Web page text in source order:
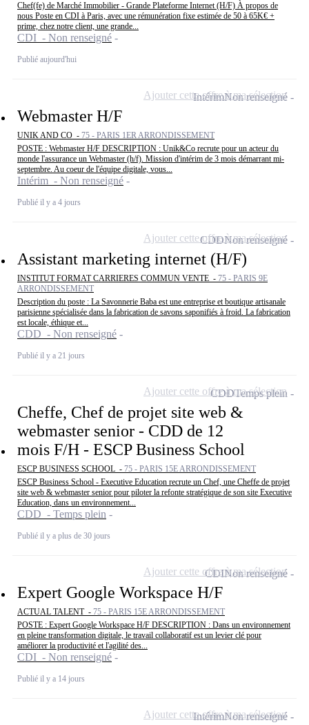
Chef(fe) de Marché Immobilier - Grande Plateforme Internet (H/F) À propos de
nous Poste en CDI à Paris, avec une rémunération fixe estimée de 50 à 65K€ +
prime, chez notre client, une grande...
CDI - Non renseigné
Publié aujourd'hui
Webmaster H/F
UNIK AND CO - 75 - PARIS 1ER ARRONDISSEMENT
POSTE : Webmaster H/F DESCRIPTION : Unik&Co recrute pour un acteur du
monde l'assurance un Webmaster (h/f). Mission d'intérim de 3 mois démarrant mi-
septembre. Au coeur de l'équipe digitale, vous...
Intérim - Non renseigné
Publié il y a 4 jours
IntérimNon renseigné
Ajouter cette offre à ma sélection
Assistant marketing internet (H/F)
INSTITUT FORMAT CARRIERES COMMUN VENTE - 75 - PARIS 9E
ARRONDISSEMENT
Description du poste : La Savonnerie Baba est une entreprise et boutique artisanale
parisienne spécialisée dans la fabrication de savons saponifiés à froid. La fabrication
est locale, éthique et...
CDD - Non renseigné
Publié il y a 21 jours
CDDNon renseigné
Ajouter cette offre à ma sélection
Cheffe, Chef de projet site web &
webmaster senior - CDD de 12
mois F/H - ESCP Business School
ESCP BUSINESS SCHOOL - 75 - PARIS 15E ARRONDISSEMENT
ESCP Business School - Executive Education recrute un Chef, une Cheffe de projet
site web & webmaster senior pour piloter la refonte stratégique de son site Executive
Education, dans un environnement...
CDD - Temps plein
Publié il y a plus de 30 jours
CDDTemps plein
Ajouter cette offre à ma sélection
Expert Google Workspace H/F
ACTUAL TALENT - 75 - PARIS 15E ARRONDISSEMENT
POSTE : Expert Google Workspace H/F DESCRIPTION : Dans un environnement
en pleine transformation digitale, le travail collaboratif est un levier clé pour
améliorer la productivité et l'agilité des...
CDI - Non renseigné
Publié il y a 14 jours
CDINon renseigné
Ajouter cette offre à ma sélection
IntérimNon renseigné
Ajouter cette offre à ma sélection